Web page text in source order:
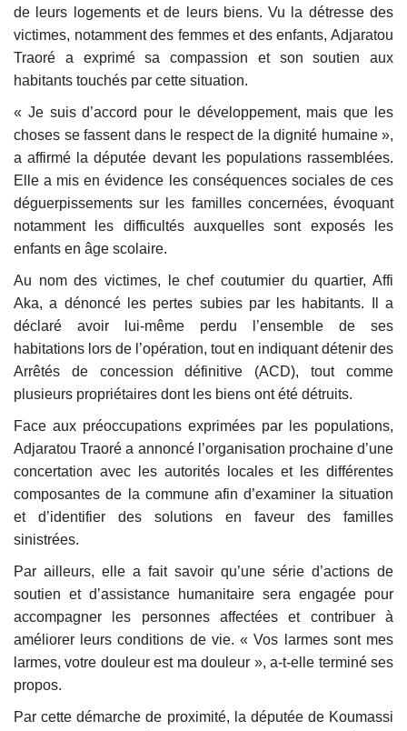
de leurs logements et de leurs biens. Vu la détresse des
victimes, notamment des femmes et des enfants, Adjaratou
Traoré a exprimé sa compassion et son soutien aux
habitants touchés par cette situation.
« Je suis d’accord pour le développement, mais que les
choses se fassent dans le respect de la dignité humaine »,
a affirmé la députée devant les populations rassemblées.
Elle a mis en évidence les conséquences sociales de ces
déguerpissements sur les familles concernées, évoquant
notamment les difficultés auxquelles sont exposés les
enfants en âge scolaire.
Au nom des victimes, le chef coutumier du quartier, Affi
Aka, a dénoncé les pertes subies par les habitants. Il a
déclaré avoir lui-même perdu l’ensemble de ses
habitations lors de l’opération, tout en indiquant détenir des
Arrêtés de concession définitive (ACD), tout comme
plusieurs propriétaires dont les biens ont été détruits.
Face aux préoccupations exprimées par les populations,
Adjaratou Traoré a annoncé l’organisation prochaine d’une
concertation avec les autorités locales et les différentes
composantes de la commune afin d’examiner la situation
et d’identifier des solutions en faveur des familles
sinistrées.
Par ailleurs, elle a fait savoir qu’une série d’actions de
soutien et d’assistance humanitaire sera engagée pour
accompagner les personnes affectées et contribuer à
améliorer leurs conditions de vie. « Vos larmes sont mes
larmes, votre douleur est ma douleur », a-t-elle terminé ses
propos.
Par cette démarche de proximité, la députée de Koumassi